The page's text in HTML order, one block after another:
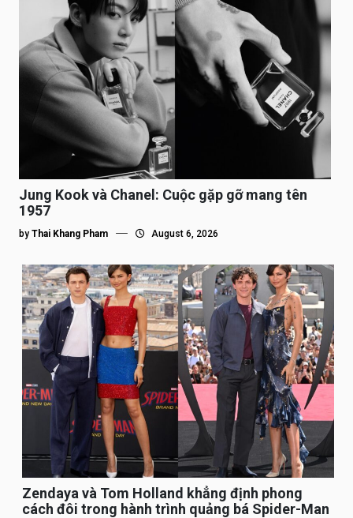
Jung Kook và Chanel: Cuộc gặp gỡ mang tên
1957
by Thai Khang Pham August 6, 2026
Zendaya và Tom Holland khẳng định phong
cách đôi trong hành trình quảng bá Spider-Man